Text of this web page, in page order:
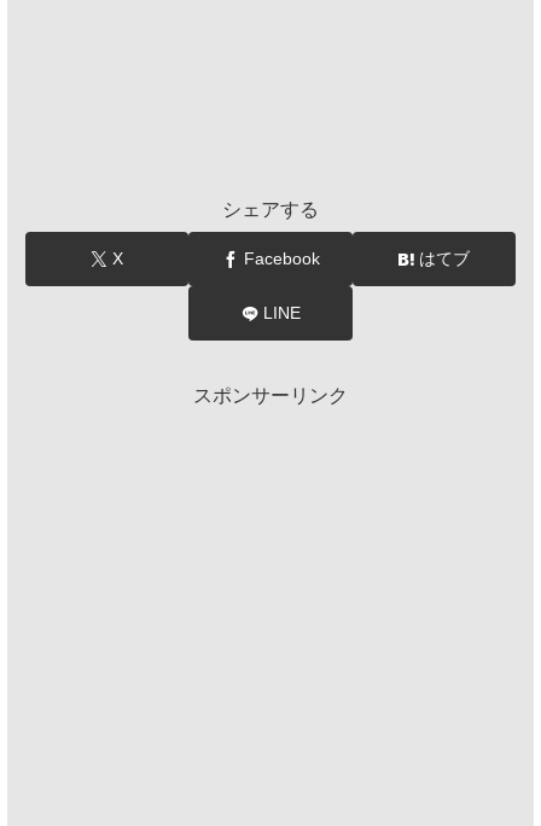
シェアする
X Facebook はてブ
LINE
スポンサーリンク